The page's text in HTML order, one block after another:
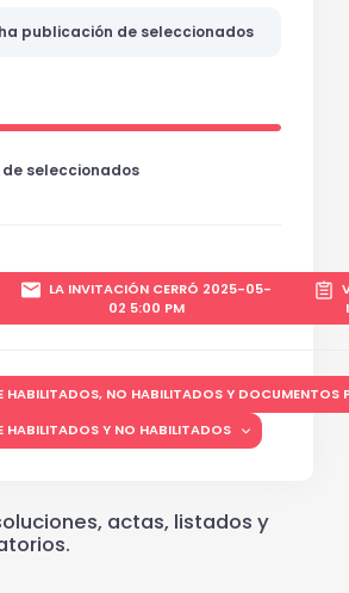
publicación de seleccionados
seleccionados
LA INVITACIÓN CERRÓ 2025-05-
02 5:00 PM
HABILITADOS, NO HABILITADOS Y DOCUMENTOS
HABILITADOS Y NO HABILITADOS
actas, listados y